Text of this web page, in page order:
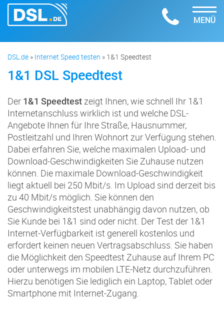
MENÜ
DSL.de » Internet Speed testen » 1&1 Speedtest
1&1 DSL Speedtest
Der 1&1 Speedtest zeigt Ihnen, wie schnell Ihr 1&1
Internetanschluss wirklich ist und welche DSL-
Angebote Ihnen für Ihre Straße, Hausnummer,
Postleitzahl und Ihren Wohnort zur Verfügung stehen.
Dabei erfahren Sie, welche maximalen Upload- und
Download-Geschwindigkeiten Sie Zuhause nutzen
können. Die maximale Download-Geschwindigkeit
liegt aktuell bei 250 Mbit/s. Im Upload sind derzeit bis
zu 40 Mbit/s möglich. Sie können den
Geschwindigkeitstest unabhängig davon nutzen, ob
Sie Kunde bei 1&1 sind oder nicht. Der Test der 1&1
Internet-Verfügbarkeit ist generell kostenlos und
erfordert keinen neuen Vertragsabschluss. Sie haben
die Möglichkeit den Speedtest Zuhause auf Ihrem PC
oder unterwegs im mobilen LTE-Netz durchzuführen.
Hierzu benötigen Sie lediglich ein Laptop, Tablet oder
Smartphone mit Internet-Zugang.